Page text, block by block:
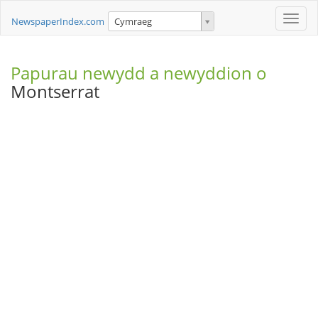
Toggle
NewspaperIndex.com Cymraeg
Papurau newydd a newyddion o
Montserrat